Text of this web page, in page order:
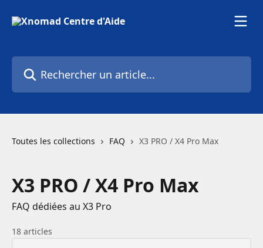
Rechercher un article...
Toutes les collections FAQ X3 PRO / X4 Pro Max
X3 PRO / X4 Pro Max
FAQ dédiées au X3 Pro
18 articles